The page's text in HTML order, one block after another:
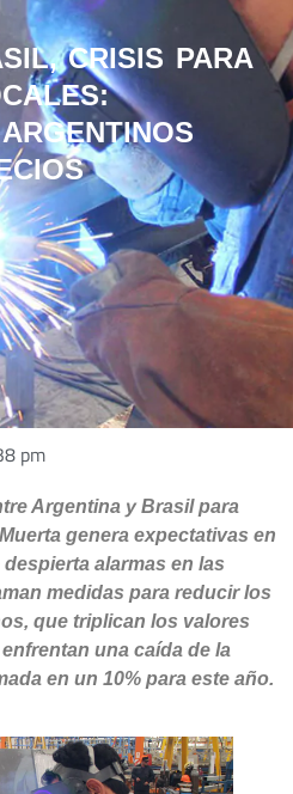
CRISIS PARA
pm
Argentina y Brasil para
genera expectativas en
alarmas en las
medidas para reducir los
que triplican los valores
una caída de la
en un 10% para este año.